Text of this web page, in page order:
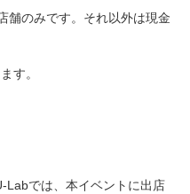
舗のみです。それ以外は現金
す。
Labでは、本イベントに出店